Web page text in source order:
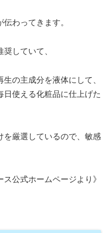
わってきます。
していて、
の主成分を液体にして、
使える化粧品に仕上げた
を厳選しているので、敏感
ス公式ホームページより》